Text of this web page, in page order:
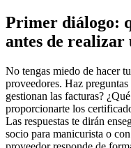
Primer diálogo:
antes de realizar
No tengas miedo de hacer
proveedores. Haz
gestionan las facturas?
proporcionarte los
Las respuestas te dirán
socio para manicurista o